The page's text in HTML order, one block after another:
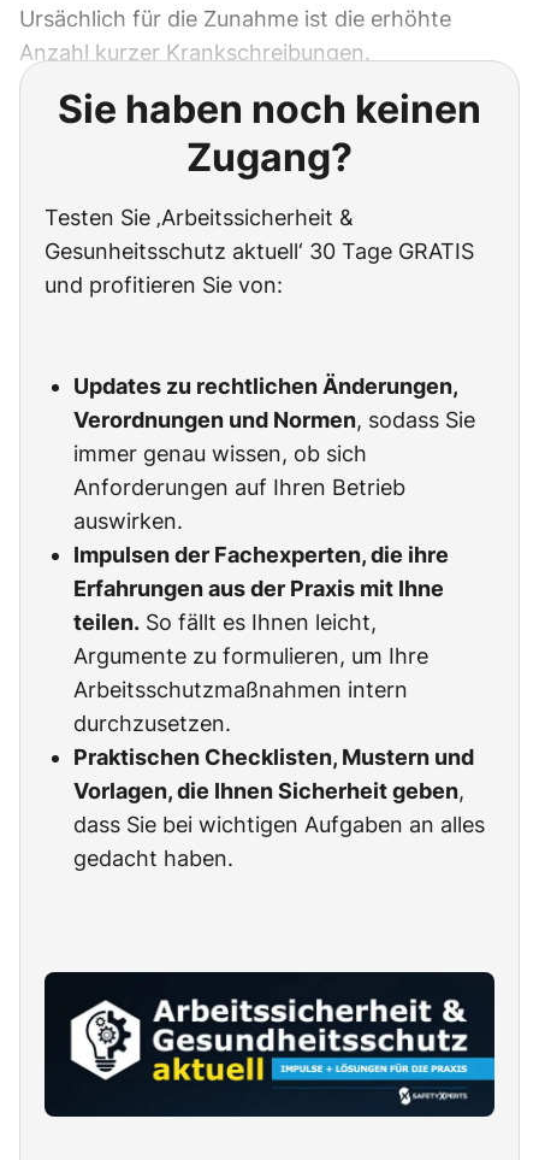
Ursächlich für die Zunahme ist die erhöhte
Anzahl kurzer Krankschreibungen.
Sie haben noch keinen
Zugang?
Testen Sie ‚Arbeitssicherheit &
Gesunheitsschutz aktuell‘ 30 Tage GRATIS
und profitieren Sie von:
Updates zu rechtlichen Änderungen,
Verordnungen und Normen, sodass Sie
immer genau wissen, ob sich
Anforderungen auf Ihren Betrieb
auswirken.
Impulsen der Fachexperten, die ihre
Erfahrungen aus der Praxis mit Ihne
teilen. So fällt es Ihnen leicht,
Argumente zu formulieren, um Ihre
Arbeitsschutzmaßnahmen intern
durchzusetzen.
Praktischen Checklisten, Mustern und
Vorlagen, die Ihnen Sicherheit geben,
dass Sie bei wichtigen Aufgaben an alles
gedacht haben.